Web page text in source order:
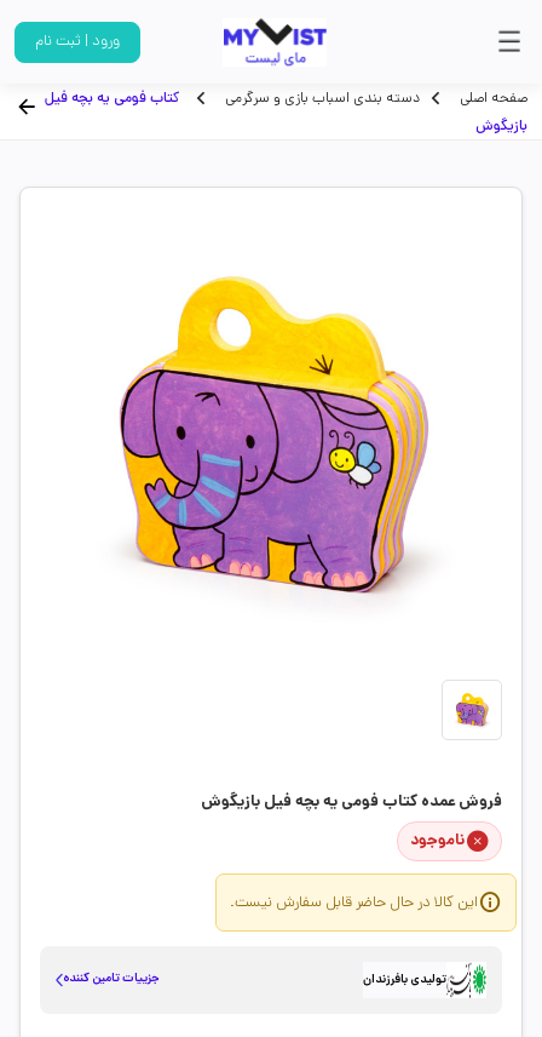
ورود | ثبت نام
صفحه اصلی دسته بندی اسباب بازی و سرگرمی
کتاب فومی یه بچه فیل
بازیگوش
فروش عمده کتاب فومی یه بچه فیل بازیگوش
ناموجود
این کالا در حال حاضر قابل سفارش نیست.
تولیدی بافرزندان جزییات تامین کننده